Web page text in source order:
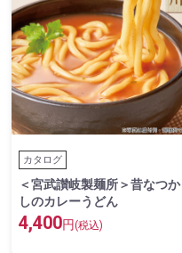
カタログ
＜宮武讃岐製麺所＞昔なつか
しのカレーうどん
4,400円(税込)